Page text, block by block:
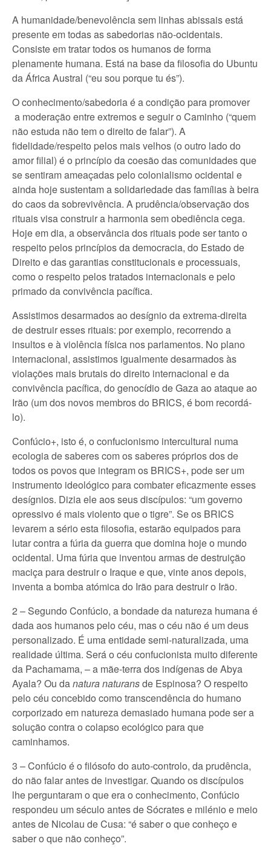
A humanidade/benevolência sem linhas abissais está
presente em todas as sabedorias não-ocidentais.
Consiste em tratar todos os humanos de forma
plenamente humana. Está na base da filosofia do Ubuntu
da África Austral (“eu sou porque tu és”).
O conhecimento/sabedoria é a condição para promover
a moderação entre extremos e seguir o Caminho (“quem
não estuda não tem o direito de falar”). A
fidelidade/respeito pelos mais velhos (o outro lado do
amor filial) é o princípio da coesão das comunidades que
se sentiram ameaçadas pelo colonialismo ocidental e
ainda hoje sustentam a solidariedade das famílias à beira
do caos da sobrevivência. A prudência/observação dos
rituais visa construir a harmonia sem obediência cega.
Hoje em dia, a observância dos rituais pode ser tanto o
respeito pelos princípios da democracia, do Estado de
Direito e das garantias constitucionais e processuais,
como o respeito pelos tratados internacionais e pelo
primado da convivência pacífica.
Assistimos desarmados ao desígnio da extrema-direita
de destruir esses rituais: por exemplo, recorrendo a
insultos e à violência física nos parlamentos. No plano
internacional, assistimos igualmente desarmados às
violações mais brutais do direito internacional e da
convivência pacífica, do genocídio de Gaza ao ataque ao
Irão (um dos novos membros do BRICS, é bom recordá-
lo).
Confúcio+, isto é, o confucionismo intercultural numa
ecologia de saberes com os saberes próprios dos de
todos os povos que integram os BRICS+, pode ser um
instrumento ideológico para combater eficazmente esses
desígnios. Dizia ele aos seus discípulos: “um governo
opressivo é mais violento que o tigre”. Se os BRICS
levarem a sério esta filosofia, estarão equipados para
lutar contra a fúria da guerra que domina hoje o mundo
ocidental. Uma fúria que inventou armas de destruição
maciça para destruir o Iraque e que, vinte anos depois,
inventa a bomba atómica do Irão para destruir o Irão.
2 – Segundo Confúcio, a bondade da natureza humana é
dada aos humanos pelo céu, mas o céu não é um deus
personalizado. É uma entidade semi-naturalizada, uma
realidade última. Será o céu confucionista muito diferente
da Pachamama, – a mãe-terra dos indígenas de Abya
Ayala? Ou danatura naturansde Espinosa? O respeito
pelo céu concebido como transcendência do humano
corporizado em natureza demasiado humana pode ser a
solução contra o colapso ecológico para que
caminhamos.
3 – Confúcio é o filósofo do auto-controlo, da prudência,
do não falar antes de investigar. Quando os discípulos
lhe perguntaram o que era o conhecimento, Confúcio
respondeu um século antes de Sócrates e milénio e meio
antes de Nicolau de Cusa: “é saber o que conheço e
saber o que não conheço”.